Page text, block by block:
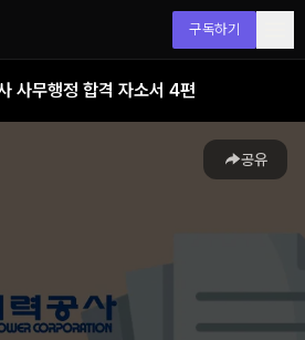
구독하기
사무행정 합격 자소서 4편
공유